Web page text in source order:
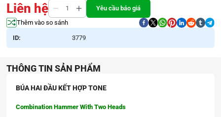
Liên hệ
Yêu cầu báo giá
Thêm vào so sánh
ID: 3779
THÔNG TIN SẢN PHẨM
BÚA HAI ĐẦU KẾT HỢP TONE
Combination Hammer With Two Heads